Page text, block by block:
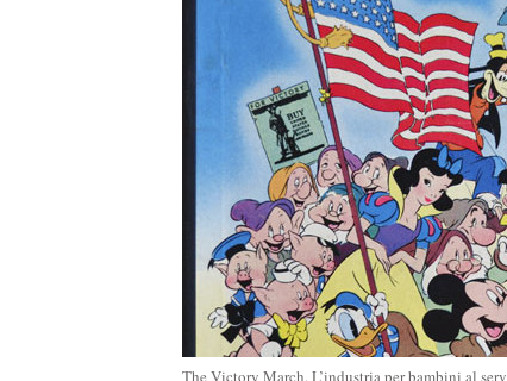
The Victory March. L’industria per bambini al